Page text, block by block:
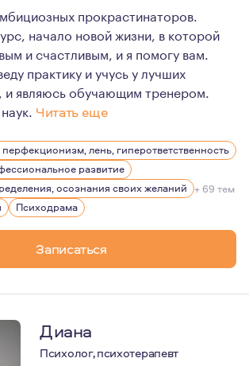
прокрастинаторов.
начало новой жизни, в которой
и счастливым, и я помогу вам.
практику и учусь у лучших
являюсь обучающим тренером.
Читать еще
академический, практически и
консультацию, пожалуйста, не
ваш путь, для того, чтобы вы
лень, гиперответственность
развитие
осознания своих желаний + 69 тем
Психодрама
Записаться
Диана
Психолог, психотерапевт